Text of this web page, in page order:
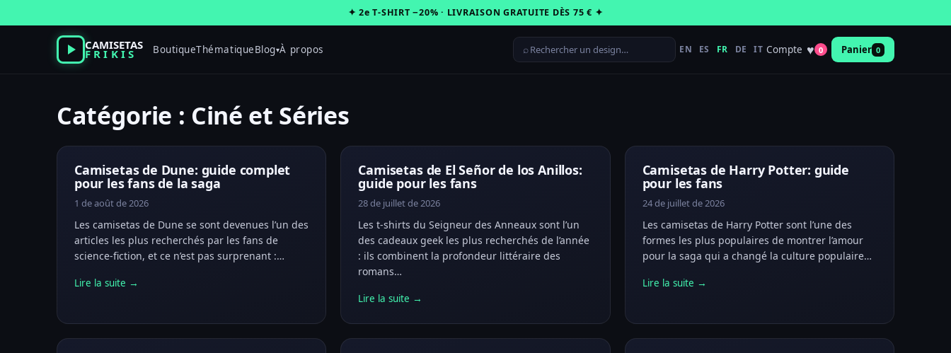
au
✦ 2e T-SHIRT −20% · LIVRAISON GRATUITE DÈS 75 € ✦
CAMISETAS
FRIKIS BoutiqueThématiqueBlog▾À propos ⌕ EN ES FR DE IT Compte ♥ 0 Panier 0
Catégorie : Ciné et Séries
Camisetas de Dune: guide complet
pour les fans de la saga
1 de août de 2026
Les camisetas de Dune se sont devenues l’un des
articles les plus recherchés par les fans de
science-fiction, et ce n’est pas surprenant :…
Lire la suite →
Camisetas de El Señor de los Anillos:
guide pour les fans
28 de juillet de 2026
Les t-shirts du Seigneur des Anneaux sont l’un
des cadeaux geek les plus recherchés de l’année
: ils combinent la profondeur littéraire des
romans…
Lire la suite →
Camisetas de Harry Potter: guide
pour les fans
24 de juillet de 2026
Les camisetas de Harry Potter sont l’une des
formes les plus populaires de montrer l’amour
pour la saga qui a changé la culture populaire…
Lire la suite →